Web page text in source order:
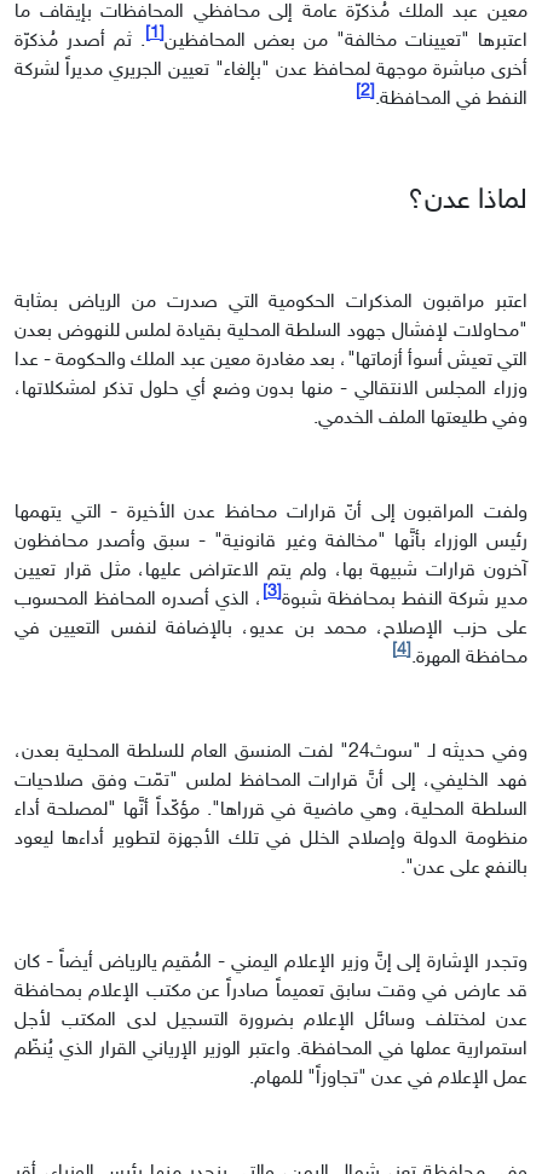
معين عبد الملك مُذكرّة عامة إلى محافظي المحافظات بإيقاف ما
اعتبرها "تعيينات مخالفة" من بعض المحافظين[1]
. ثم أصدر مُذكرّة
أخرى مباشرة موجهة لمحافظ عدن "بإلغاء" تعيين الجريري مديراً لشركة
النفط في المحافظة.[2]
لماذا عدن؟
اعتبر مراقبون المذكرات الحكومية التي صدرت من الرياض بمثابة
"محاولات لإفشال جهود السلطة المحلية بقيادة لملس للنهوض بعدن
التي تعيش أسوأ أزماتها"، بعد مغادرة معين عبد الملك والحكومة - عدا
وزراء المجلس الانتقالي - منها بدون وضع أي حلول تذكر لمشكلاتها،
وفي طليعتها الملف الخدمي.
ولفت المراقبون إلى أنّ قرارات محافظ عدن الأخيرة - التي يتهمها
رئيس الوزراء بأنَّها "مخالفة وغير قانونية" - سبق وأصدر محافظون
آخرون قرارات شبيهة بها، ولم يتم الاعتراض عليها، مثل قرار تعيين
مدير شركة النفط بمحافظة شبوة[3]
، الذي أصدره المحافظ المحسوب
على حزب الإصلاح، محمد بن عديو، بالإضافة لنفس التعيين في
محافظة المهرة.[4]
وفي حديثه لـ "سوث24" لفت المنسق العام للسلطة المحلية بعدن،
فهد الخليفي، إلى أنَّ قرارات المحافظ لملس "تمّت وفق صلاحيات
السلطة المحلية، وهي ماضية في قرراها". مؤكّداً أنَّها "لمصلحة أداء
منظومة الدولة وإصلاح الخلل في تلك الأجهزة لتطوير أداءها ليعود
بالنفع على عدن".
وتجدر الإشارة إلى إنَّ وزير الإعلام اليمني - المُقيم يالرياض أيضاً - كان
قد عارض في وقت سابق تعميماً صادراً عن مكتب الإعلام بمحافظة
عدن لمختلف وسائل الإعلام بضرورة التسجيل لدى المكتب لأجل
استمرارية عملها في المحافظة. واعتبر الوزير الإرياني القرار الذي يُنظّم
عمل الإعلام في عدن "تجاوزاً" للمهام.